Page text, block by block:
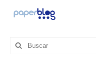
Buscar
por: